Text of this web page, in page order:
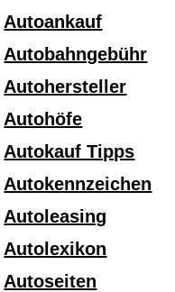
Autoankauf
Autobahngebühr
Autohersteller
Autohöfe
Autokauf Tipps
Autokennzeichen
Autoleasing
Autolexikon
Autoseiten